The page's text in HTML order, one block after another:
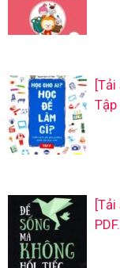
Tập
PDF.